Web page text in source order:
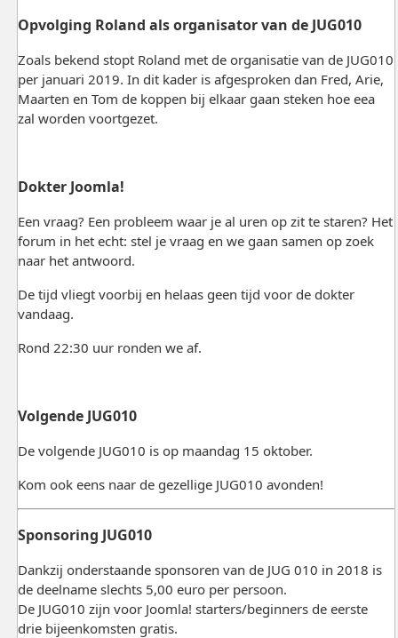
Opvolging Roland als organisator van de JUG010
Zoals bekend stopt Roland met de organisatie van de JUG010
per januari 2019. In dit kader is afgesproken dan Fred, Arie,
Maarten en Tom de koppen bij elkaar gaan steken hoe eea
zal worden voortgezet.
Dokter Joomla!
Een vraag? Een probleem waar je al uren op zit te staren? Het
forum in het echt: stel je vraag en we gaan samen op zoek
naar het antwoord.
De tijd vliegt voorbij en helaas geen tijd voor de dokter
vandaag.
Rond 22:30 uur ronden we af.
Volgende JUG010
De volgende JUG010 is op maandag 15 oktober.
Kom ook eens naar de gezellige JUG010 avonden!
Sponsoring JUG010
Dankzij onderstaande sponsoren van de JUG 010 in 2018 is
de deelname slechts 5,00 euro per persoon.
De JUG010 zijn voor Joomla! starters/beginners de eerste
drie bijeenkomsten gratis.